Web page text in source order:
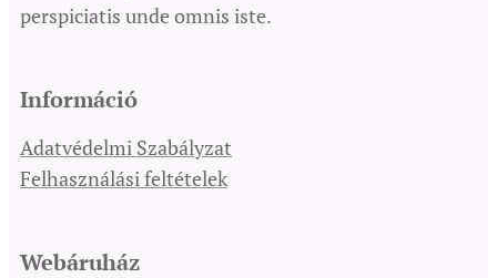
perspiciatis unde omnis iste.
Információ
Adatvédelmi Szabályzat
Felhasználási feltételek
Webáruház